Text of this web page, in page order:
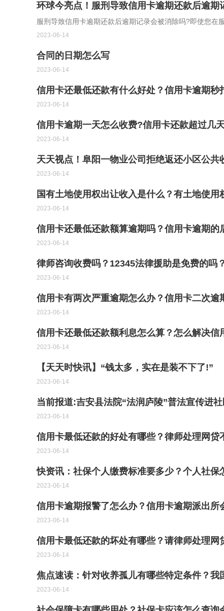
环球今亮点！服刑导致信用卡逾期还款后逾
服刑导致信用卡逾期还款后逾期记录会被消除吗?即使您在
2023-06-14
合同的日期怎么写
2023-06-14
信用卡还最低还款有什么好处？信用卡逾期秒
2023-06-14
信用卡逾期一天怎么收费?信用卡还款超过几
2023-06-14
天天视点！阜阳一物业公司拒绝返还小区公共
2023-06-14
国有土地使用权出让收入是什么？有土地使
2023-06-14
信用卡还最低还款额算逾期吗？信用卡逾期的
2023-06-14
律师咨询收费吗？12345法律援助是免费的吗
2023-06-14
信用卡有两次严重逾期怎么办？信用卡二次逾
2023-06-14
信用卡还最低还款额利息怎么算？怎么解决
2023-06-14
【天天时快讯】“钱太多，实在是装不下了!”
2023-06-14
当前报道:吉安县法院“法润庐陵”普法宣传进
2023-06-14
信用卡最低还款的好处有哪些？律师处理网贷
2023-06-14
快资讯：社保个人缴费标准要多少？个人社保
2023-06-14
信用卡逾期报警了怎么办？信用卡逾期派出所
2023-06-14
信用卡最低还款的坏处有哪些？请律师处理网
2023-06-14
焦点速读：针对收养孤儿有哪些特定条件？我
2023-06-14